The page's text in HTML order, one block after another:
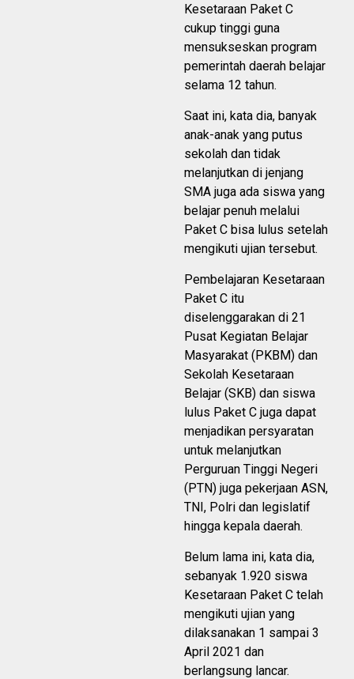
Kesetaraan Paket C
cukup tinggi guna
mensukseskan program
pemerintah daerah belajar
selama 12 tahun.
Saat ini, kata dia, banyak
anak-anak yang putus
sekolah dan tidak
melanjutkan di jenjang
SMA juga ada siswa yang
belajar penuh melalui
Paket C bisa lulus setelah
mengikuti ujian tersebut.
Pembelajaran Kesetaraan
Paket C itu
diselenggarakan di 21
Pusat Kegiatan Belajar
Masyarakat (PKBM) dan
Sekolah Kesetaraan
Belajar (SKB) dan siswa
lulus Paket C juga dapat
menjadikan persyaratan
untuk melanjutkan
Perguruan Tinggi Negeri
(PTN) juga pekerjaan ASN,
TNI, Polri dan legislatif
hingga kepala daerah.
Belum lama ini, kata dia,
sebanyak 1.920 siswa
Kesetaraan Paket C telah
mengikuti ujian yang
dilaksanakan 1 sampai 3
April 2021 dan
berlangsung lancar.